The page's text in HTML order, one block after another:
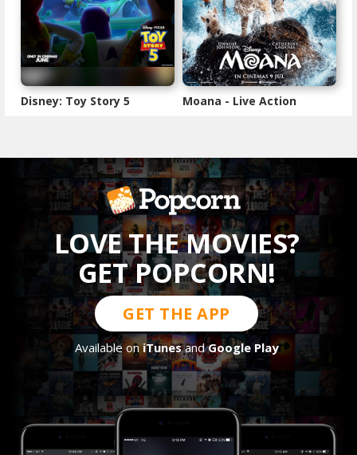
Disney: Toy Story 5 Moana - Live Action
LOVE THE MOVIES?
GET POPCORN!
GET THE APP
Available oniTunesandGoogle Play